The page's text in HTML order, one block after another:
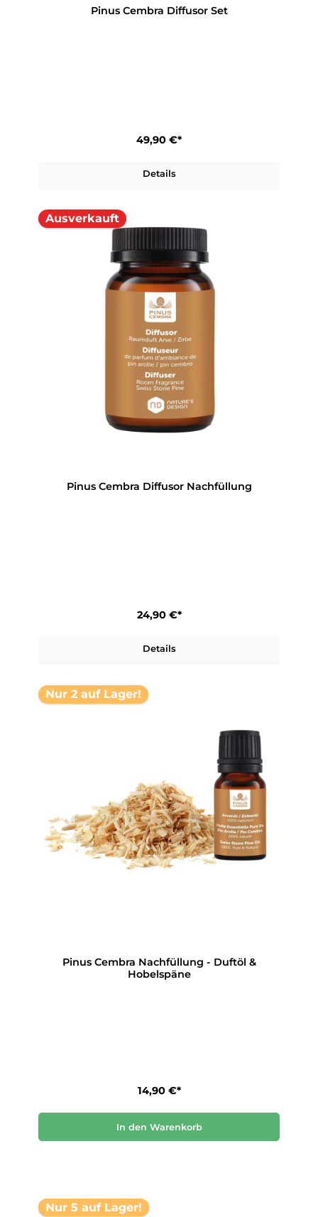
Pinus Cembra Diffusor Set
49,90 €*
Details
Ausverkauft
Pinus Cembra Diffusor Nachfüllung
24,90 €*
Details
Nur 2 auf Lager!
Pinus Cembra Nachfüllung - Duftöl &
Hobelspäne
14,90 €*
In den Warenkorb
Nur 5 auf Lager!